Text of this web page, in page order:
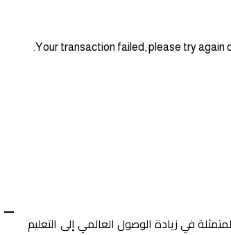
Your transaction failed, please try again
في زيادة الوصول العالمي إلى التعليم